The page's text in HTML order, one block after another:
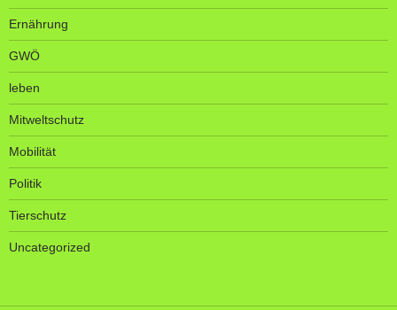
Ernährung
GWÖ
leben
Mitweltschutz
Mobilität
Politik
Tierschutz
Uncategorized